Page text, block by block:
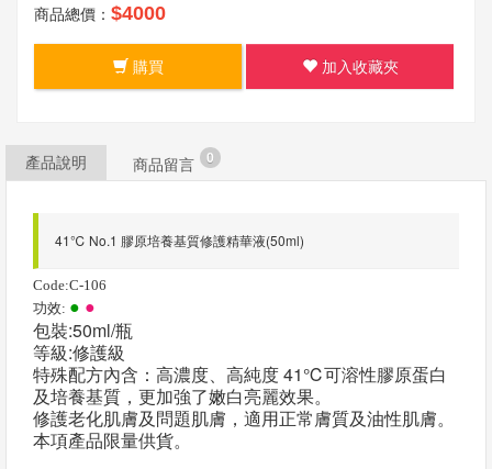
商品總價： $4000
購買 加入收藏夾
產品說明 商品留言 0
41℃ No.1 膠原培養基質修護精華液(50ml)
Code:C-106
功效: ● ●
包裝:50ml/瓶
等級:修護級
特殊配方內含：高濃度、高純度 41℃可溶性膠原蛋白
及培養基質，更加強了嫩白亮麗效果。
修護老化肌膚及問題肌膚，適用正常膚質及油性肌膚。
本項產品限量供貨。